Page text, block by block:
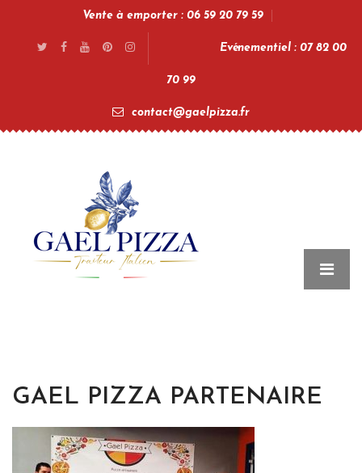
Vente à emporter : 06 59 20 79 59
Evénementiel : 07 82 00
70 99
contact@gaelpizza.fr
GAEL PIZZA PARTENAIRE